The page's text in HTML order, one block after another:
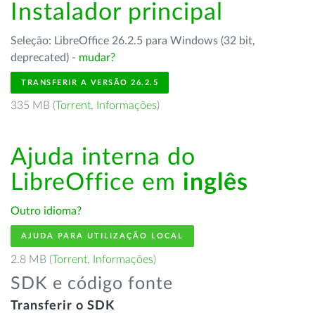
Instalador principal
Seleção: LibreOffice 26.2.5 para Windows (32 bit,
deprecated) - mudar?
TRANSFERIR A VERSÃO 26.2.5
335 MB (Torrent, Informações)
Ajuda interna do
LibreOffice em inglês
Outro idioma?
AJUDA PARA UTILIZAÇÃO LOCAL
2.8 MB (Torrent, Informações)
SDK e código fonte
Transferir o SDK